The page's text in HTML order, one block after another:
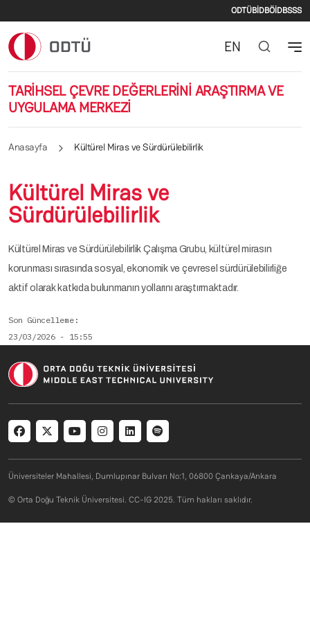
İkincil
ODTÜBİDBÖİDBSSS
TARİHSEL ÇEVRE DEĞERLERİNİ ARAŞTIRMA VE
UYGULAMA MERKEZİ
EN
Anasayfa Kültürel Miras ve Sürdürülebilirlik
Kültürel Miras ve
Sürdürülebilirlik
Kültürel Miras ve Sürdürülebilirlik Çalışma Grubu, kültürel mirasın
korunması sırasında sosyal, ekonomik ve çevresel sürdürülebilirliğe
aktif olarak katkıda bulunmanın yollarını araştırmaktadır.
Son Güncelleme
23/03/2026 - 15:55
Social menu
Üniversiteler Mahallesi, Dumlupınar Bulvarı No:1, 06800 Çankaya/Ankara
© Orta Doğu Teknik Üniversitesi. CC-IG 2025. Tüm hakları saklıdır.